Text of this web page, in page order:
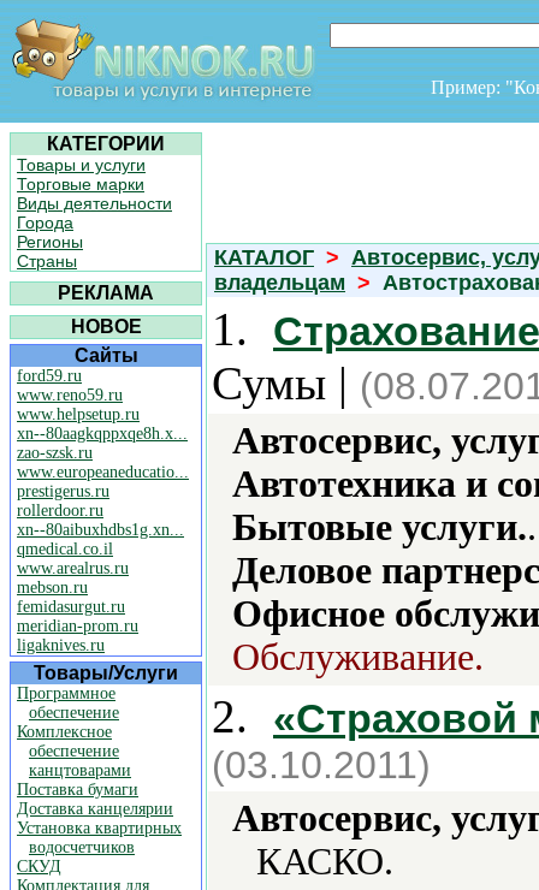
Пример:
КАТЕГОРИИ
Товары и услуги
Торговые марки
Виды деятельности
Города
Регионы
Страны
РЕКЛАМА
НОВОЕ
Сайты
ford59.ru
www.reno59.ru
www.helpsetup.ru
xn--80aagkqppxqe8h.x...
zao-szsk.ru
www.europeaneducatio...
prestigerus.ru
rollerdoor.ru
xn--80aibuxhdbs1g.xn...
qmedical.co.il
www.arealrus.ru
mebson.ru
femidasurgut.ru
meridian-prom.ru
ligaknives.ru
Товары/Услуги
Программное
обеспечение
Комплексное
обеспечение
канцтоварами
Поставка бумаги
Доставка канцелярии
Установка квартирных
водосчетчиков
СКУД
Комплектация для
КАТАЛОГ > Автосервис,
владельцам >
1.
Сумы |
Автосервис,
Автотехника и
Бытовые услуги..
Деловое
Офисное
Обслуживание.
2. «Страховой
(03.10.2011)
Автосервис,
КАСКО.